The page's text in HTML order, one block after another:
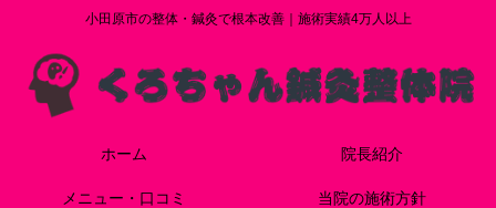
小田原市の整体・鍼灸で根本改善｜施術実績4万人以上
ホーム 院長紹介
メニュー・口コミ 当院の施術方針